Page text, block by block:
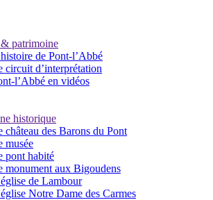
patrimoine
de Pont-l’Abbé
circuit d’interprétation
l’Abbé en vidéos
historique
château des Barons du Pont
musée
pont habité
monument aux Bigoudens
de Lambour
Notre Dame des Carmes